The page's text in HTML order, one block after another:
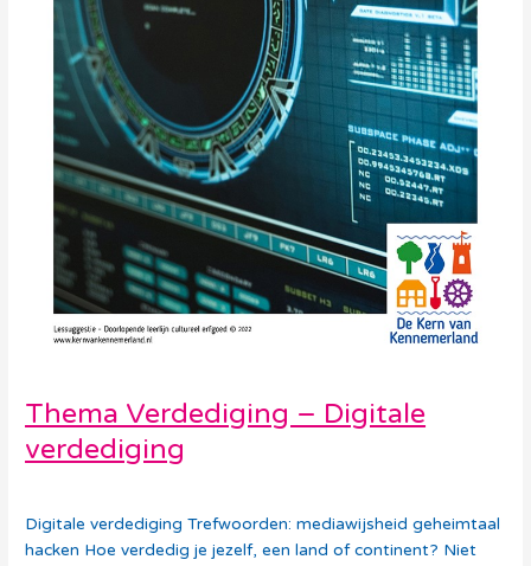
Thema Verdediging – Digitale
verdediging
Digitale verdediging Trefwoorden: mediawijsheid geheimtaal
hacken Hoe verdedig je jezelf, een land of continent? Niet